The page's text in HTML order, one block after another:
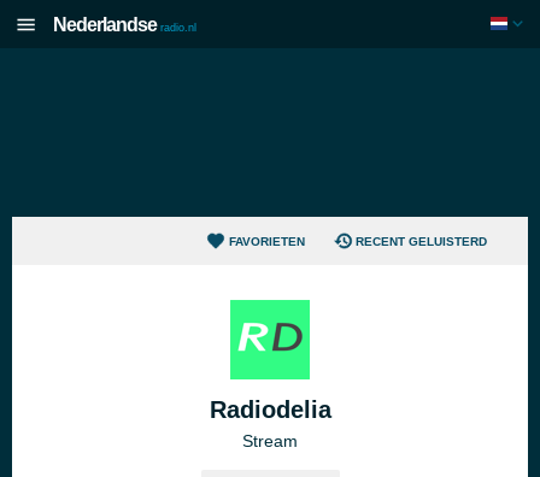
Nederlandse radio.nl
FAVORIETEN RECENT GELUISTERD
Radiodelia
Stream